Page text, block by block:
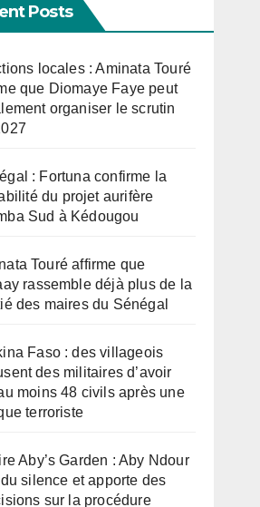
Posts
locales : Aminata Touré
que Diomaye Faye peut
organiser le scrutin
: Fortuna confirme la
du projet aurifère
Sud à Kédougou
Touré affirme que
rassemble déjà plus de la
des maires du Sénégal
Faso : des villageois
des militaires d’avoir
moins 48 civils après une
terroriste
Aby’s Garden : Aby Ndour
silence et apporte des
sur la procédure